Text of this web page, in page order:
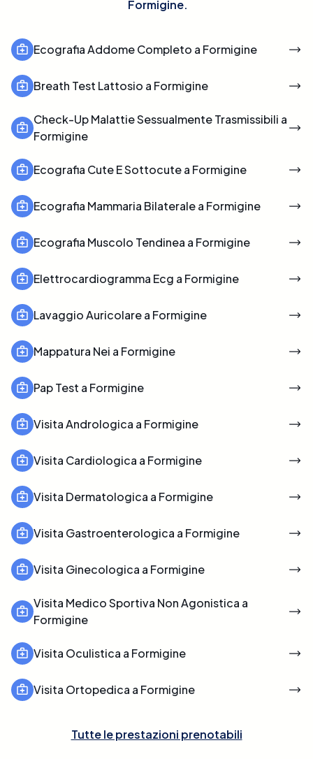
Formigine.
Ecografia Addome Completo a Formigine
Breath Test Lattosio a Formigine
Check-Up Malattie Sessualmente Trasmissibili a
Formigine
Ecografia Cute E Sottocute a Formigine
Ecografia Mammaria Bilaterale a Formigine
Ecografia Muscolo Tendinea a Formigine
Elettrocardiogramma Ecg a Formigine
Lavaggio Auricolare a Formigine
Mappatura Nei a Formigine
Pap Test a Formigine
Visita Andrologica a Formigine
Visita Cardiologica a Formigine
Visita Dermatologica a Formigine
Visita Gastroenterologica a Formigine
Visita Ginecologica a Formigine
Visita Medico Sportiva Non Agonistica a
Formigine
Visita Oculistica a Formigine
Visita Ortopedica a Formigine
Tutte le prestazioni prenotabili